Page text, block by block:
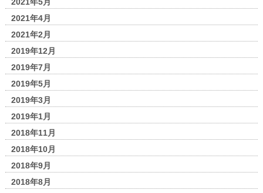
2021年5月
2021年4月
2021年2月
2019年12月
2019年7月
2019年5月
2019年3月
2019年1月
2018年11月
2018年10月
2018年9月
2018年8月